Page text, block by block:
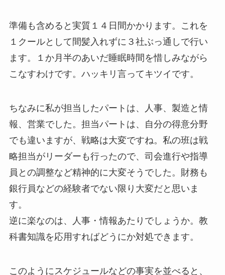
準備も含めると実質１４日間かかります。これを
１クールとして間髪入れずに３社ぶっ通しで行い
ます。１か月半のあいだ睡眠時間を惜しみながら
こなすわけです。ハッキリ言ってキツイです。
ちなみに私が担当したパートは、人事、製造と情
報、営業でした。担当パートは、自分の得意分野
でも違いますが、戦略は大変ですね。私の班は戦
略担当がリーダーも行ったので、司会進行や指導
員との調整など精神的に大変そうでした。財務も
銀行員などの経験者でない限り大変だと思いま
す。
逆に楽なのは、人事・情報あたりでしょうか。教
科書知識を応用すればどうにか対処できます。
このようにスケジュールなどの事実を並べると、